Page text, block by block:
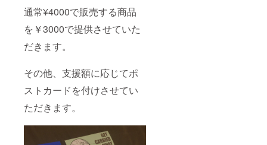
通常¥4000で販売する商品
を￥3000で提供させていた
だきます。
その他、支援額に応じてポ
ストカードを付けさせてい
ただきます。